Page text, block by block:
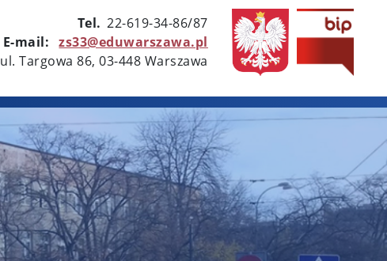
Tel. 22-619-34-86/87
E-mail:
zs33@eduwarszawa.pl
ul. Targowa 86, 03-448 Warszawa